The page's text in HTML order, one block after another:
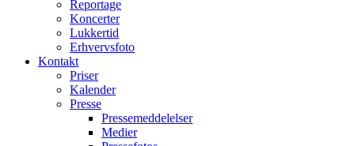
Reportage
Koncerter
Lukkertid
Erhvervsfoto
Kontakt
Priser
Kalender
Presse
Pressemeddelelser
Medier